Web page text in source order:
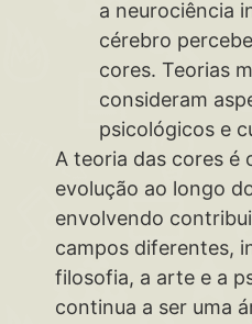
a neurociência
cérebro
cores. Teorias
consideram
psicológicos e
A teoria das cores é
evolução ao longo
envolvendo
campos diferentes,
filosofia, a arte e a
continua a ser uma